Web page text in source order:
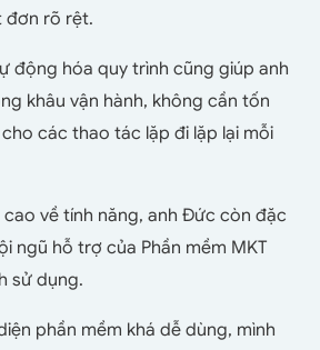
đơn rõ rệt.
động hóa quy trình cũng giúp anh
khâu vận hành, không cần tốn
các thao tác lặp đi lặp lại mỗi
về tính năng, anh Đức còn đặc
ngũ hỗ trợ của Phần mềm MKT
sử dụng.
phần mềm khá dễ dùng, mình